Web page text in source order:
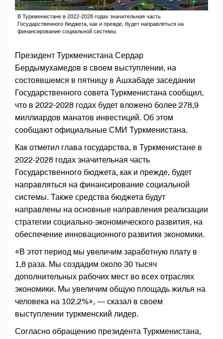
В Туркменистане в 2022-2028 годах значительная часть
Государственного бюджета, как и прежде, будет направляться на
финансирование социальной системы.
Президент Туркменистана Сердар
Бердымухамедов в своем выступлении, на
состоявшемся в пятницу в Ашхабаде заседании
Государственного совета Туркменистана сообщил,
что в 2022-2028 годах будет вложено более 278,9
миллиардов манатов инвестиций. Об этом
сообщают официальные СМИ Туркменистана.
Как отметил глава государства, в Туркменистане в
2022-2028 годах значительная часть
Государственного бюджета, как и прежде, будет
направляться на финансирование социальной
системы. Также средства бюджета будут
направлены на основные направления реализации
стратегии социально-экономического развития, на
обеспечение инновационного развития экономики.
«В этот период мы увеличим заработную плату в
1,8 раза. Мы создадим около 30 тысяч
дополнительных рабочих мест во всех отраслях
экономики. Мы увеличим общую площадь жилья на
человека на 102,2%», — сказал в своем
выступлении туркменский лидер.
Согласно обращению президента Туркменистана,